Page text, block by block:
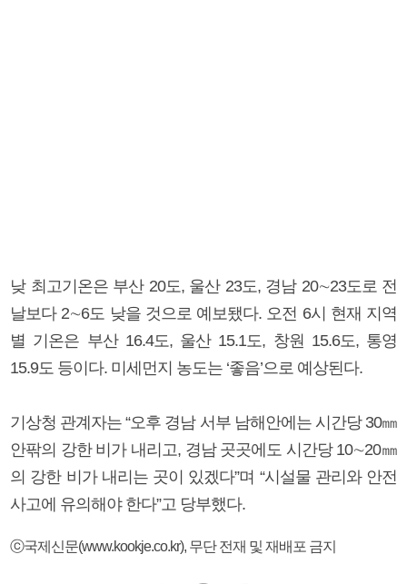
낮 최고기온은 부산 20도, 울산 23도, 경남 20∼23도로 전
날보다 2∼6도 낮을 것으로 예보됐다. 오전 6시 현재 지역
별 기온은 부산 16.4도, 울산 15.1도, 창원 15.6도, 통영
15.9도 등이다. 미세먼지 농도는 ‘좋음’으로 예상된다.
기상청 관계자는 “오후 경남 서부 남해안에는 시간당 30㎜
안팎의 강한 비가 내리고, 경남 곳곳에도 시간당 10∼20㎜
의 강한 비가 내리는 곳이 있겠다”며 “시설물 관리와 안전
사고에 유의해야 한다”고 당부했다.
ⓒ국제신문(www.kookje.co.kr), 무단 전재 및 재배포 금지